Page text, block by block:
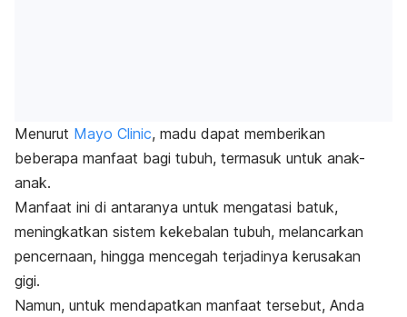
Menurut Mayo Clinic, madu dapat memberikan
beberapa manfaat bagi tubuh, termasuk untuk anak-
anak.
Manfaat ini di antaranya untuk mengatasi batuk,
meningkatkan sistem kekebalan tubuh, melancarkan
pencernaan, hingga mencegah terjadinya kerusakan
gigi.
Namun, untuk mendapatkan manfaat tersebut, Anda